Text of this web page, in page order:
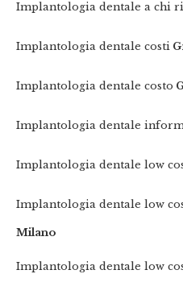
Implantologia dentale a chi
Implantologia dentale costi
Implantologia dentale costo
Implantologia dentale
Implantologia dentale low
Implantologia dentale low
Milano
Implantologia dentale low